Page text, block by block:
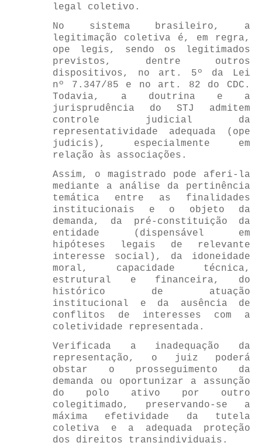
legal coletivo.
No sistema brasileiro, a
legitimação coletiva é, em regra,
ope legis, sendo os legitimados
previstos, dentre outros
dispositivos, no art. 5º da Lei
nº 7.347/85 e no art. 82 do CDC.
Todavia, a doutrina e a
jurisprudência do STJ admitem
controle judicial da
representatividade adequada (ope
judicis), especialmente em
relação às associações.
Assim, o magistrado pode aferi-la
mediante a análise da pertinência
temática entre as finalidades
institucionais e o objeto da
demanda, da pré-constituição da
entidade (dispensável em
hipóteses legais de relevante
interesse social), da idoneidade
moral, capacidade técnica,
estrutural e financeira, do
histórico de atuação
institucional e da ausência de
conflitos de interesses com a
coletividade representada.
Verificada a inadequação da
representação, o juiz poderá
obstar o prosseguimento da
demanda ou oportunizar a assunção
do polo ativo por outro
colegitimado, preservando-se a
máxima efetividade da tutela
coletiva e a adequada proteção
dos direitos transindividuais.